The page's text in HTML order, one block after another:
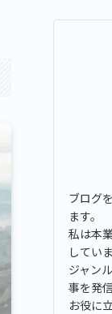
ブログ
ます。
私は本
していま
ジャン
事を発
お役に